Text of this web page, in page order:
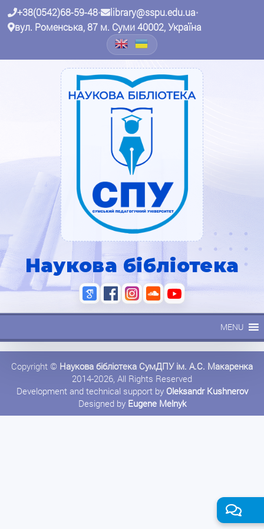
+38(0542)68-59-48• library@sspu.edu.ua•
вул. Роменська, 87 м. Суми 40002, Україна
Наукова бібліотека
MENU
Copyright © Наукова бібліотека СумДПУ ім. А.С. Макаренка
2014-2026, All Rights Reserved
Development and technical support by Oleksandr Kushnerov
Designed by Eugene Melnyk